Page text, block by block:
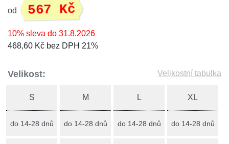
od 567 Kč
10% sleva do 31.8.2026
468,60 Kč bez DPH 21%
Velikost: Velikostní tabulka
S
do 14-28 dnů
M
do 14-28 dnů
L
do 14-28 dnů
XL
do 14-28 dnů